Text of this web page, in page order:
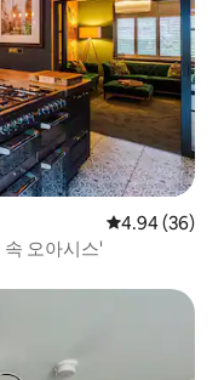
평점 4.94점(5
4.94 (36)
오아시스'